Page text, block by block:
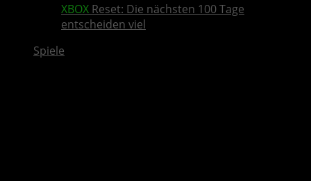
XBOX Reset: Die nächsten 100 Tage
entscheiden viel
Spiele